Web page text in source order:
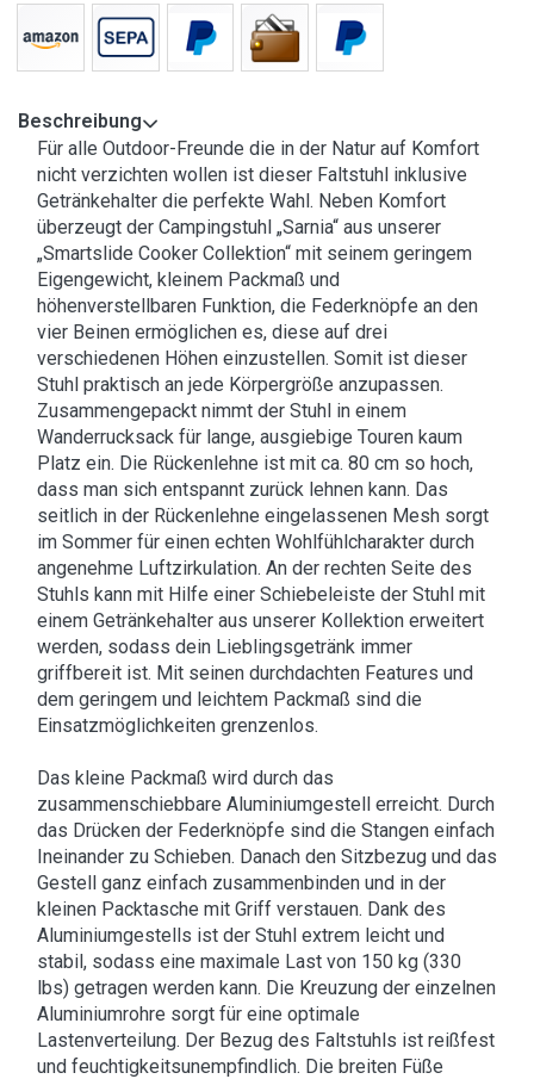
Beschreibung
Für alle Outdoor-Freunde die in der Natur auf Komfort
nicht verzichten wollen ist dieser Faltstuhl inklusive
Getränkehalter die perfekte Wahl. Neben Komfort
überzeugt der Campingstuhl „Sarnia“ aus unserer
„Smartslide Cooker Collektion“ mit seinem geringem
Eigengewicht, kleinem Packmaß und
höhenverstellbaren Funktion, die Federknöpfe an den
vier Beinen ermöglichen es, diese auf drei
verschiedenen Höhen einzustellen. Somit ist dieser
Stuhl praktisch an jede Körpergröße anzupassen.
Zusammengepackt nimmt der Stuhl in einem
Wanderrucksack für lange, ausgiebige Touren kaum
Platz ein. Die Rückenlehne ist mit ca. 80 cm so hoch,
dass man sich entspannt zurück lehnen kann. Das
seitlich in der Rückenlehne eingelassenen Mesh sorgt
im Sommer für einen echten Wohlfühlcharakter durch
angenehme Luftzirkulation. An der rechten Seite des
Stuhls kann mit Hilfe einer Schiebeleiste der Stuhl mit
einem Getränkehalter aus unserer Kollektion erweitert
werden, sodass dein Lieblingsgetränk immer
griffbereit ist. Mit seinen durchdachten Features und
dem geringem und leichtem Packmaß sind die
Einsatzmöglichkeiten grenzenlos.
Das kleine Packmaß wird durch das
zusammenschiebbare Aluminiumgestell erreicht. Durch
das Drücken der Federknöpfe sind die Stangen einfach
Ineinander zu Schieben. Danach den Sitzbezug und das
Gestell ganz einfach zusammenbinden und in der
kleinen Packtasche mit Griff verstauen. Dank des
Aluminiumgestells ist der Stuhl extrem leicht und
stabil, sodass eine maximale Last von 150 kg (330
lbs) getragen werden kann. Die Kreuzung der einzelnen
Aluminiumrohre sorgt für eine optimale
Lastenverteilung. Der Bezug des Faltstuhls ist reißfest
und feuchtigkeitsunempfindlich. Die breiten Füße